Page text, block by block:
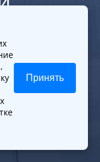
д.6
Принять